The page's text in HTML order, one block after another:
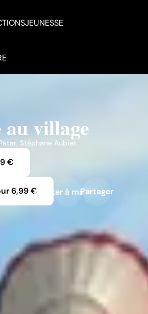
JEUNESSE
au village
, Stéphane Aubier
€
6,99 €Ajouter à ma liste
Partager